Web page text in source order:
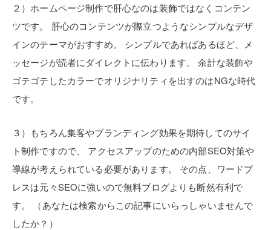
２）ホームページ制作で肝心なのは装飾ではなくコンテン
ツです。
肝心のコンテンツが際立つようなシンプルなデザ
インのテーマがおすすめ。
シンプルであればあるほど、メ
ッセージが読者にダイレクトに伝わります。
余計な装飾や
ゴテゴテしたカラーでオリジナリティを出すのはNGな時代
です。
３）もちろん集客やブランディング効果を期待してのサイ
ト制作ですので、
アクセスアップのための内部SEO対策や
導線が考えられている必要があります。
その点、ワードプ
レスは元々SEOに強いので無料ブログよりも断然有利で
す。
（あなたは検索からこの記事にいらっしゃいませんで
したか？）